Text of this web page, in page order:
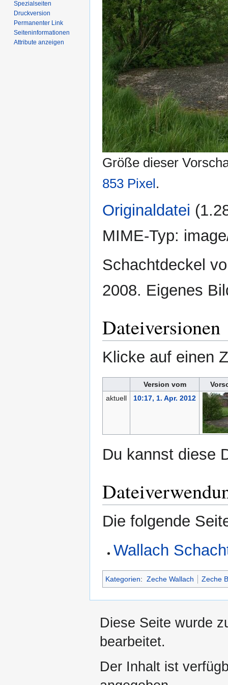
Größe dieser
853 Pixel.
Originaldatei
MIME-Typ:
Schachtdeckel
2008. Eigenes
Dateiversionen
Klicke auf einen
Version vom
aktuell
10:17, 1. Apr. 2012
Du kannst diese
Die folgende
Wallach
Kategorien: Zeche Wallach Zeche
Spezialseiten
Druckversion
Permanenter Link
Seiten­­informationen
Attribute anzeigen
Diese Seite wurde
bearbeitet.
Der Inhalt ist